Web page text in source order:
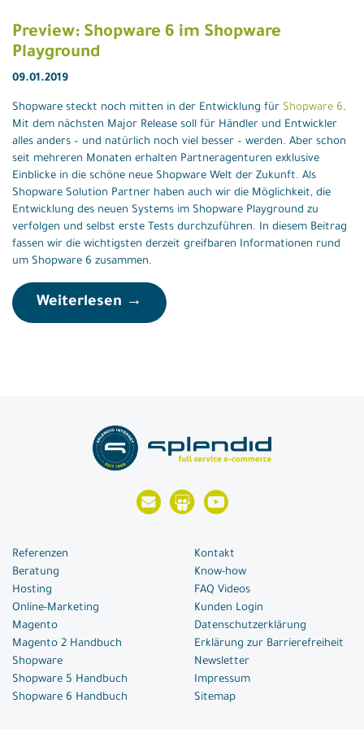
Preview: Shopware 6 im Shopware
Playground
09.01.2019
Shopware steckt noch mitten in der Entwicklung für Shopware 6.
Mit dem nächsten Major Release soll für Händler und Entwickler
alles anders – und natürlich noch viel besser – werden. Aber schon
seit mehreren Monaten erhalten Partneragenturen exklusive
Einblicke in die schöne neue Shopware Welt der Zukunft. Als
Shopware Solution Partner haben auch wir die Möglichkeit, die
Entwicklung des neuen Systems im Shopware Playground zu
verfolgen und selbst erste Tests durchzuführen. In diesem Beitrag
fassen wir die wichtigsten derzeit greifbaren Informationen rund
um Shopware 6 zusammen.
Weiterlesen →
Referenzen
Beratung
Hosting
Online-Marketing
Magento
Magento 2 Handbuch
Shopware
Shopware 5 Handbuch
Shopware 6 Handbuch
Kontakt
Know-how
FAQ Videos
Kunden Login
Datenschutzerklärung
Erklärung zur Barrierefreiheit
Newsletter
Impressum
Sitemap